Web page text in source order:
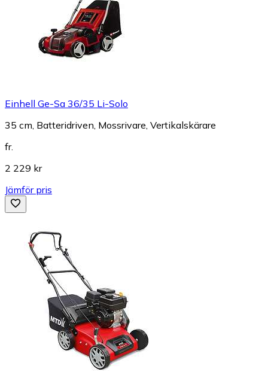
Einhell Ge-Sa 36/35 Li-Solo
35 cm, Batteridriven, Mossrivare, Vertikalskärare
fr.
2 229 kr
Jämför pris